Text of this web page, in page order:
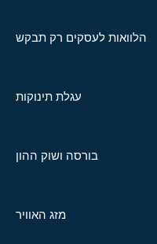
הלוואות לעסקים רק תבקש
עגלת תינוקות
בורסה ושוק ההון
מזג האוויר